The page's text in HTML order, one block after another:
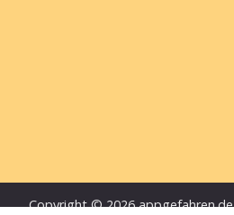
Copyright © 2026 appgefahren.de